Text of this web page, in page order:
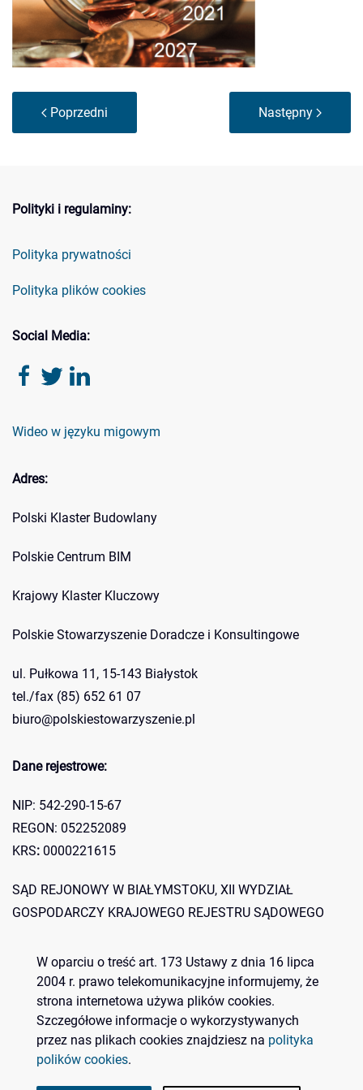
Poprzedni Następny
Polityki i regulaminy:
Polityka prywatności
Polityka plików cookies
Social Media:
Wideo w języku migowym
Adres:
Polski Klaster Budowlany
Polskie Centrum BIM
Krajowy Klaster Kluczowy
Polskie Stowarzyszenie Doradcze i Konsultingowe
ul. Pułkowa 11, 15-143 Białystok
tel./fax (85) 652 61 07
biuro@polskiestowarzyszenie.pl
Dane rejestrowe:
NIP: 542-290-15-67
REGON: 052252089
KRS: 0000221615
SĄD REJONOWY W BIAŁYMSTOKU, XII WYDZIAŁ
GOSPODARCZY KRAJOWEGO REJESTRU SĄDOWEGO
Konto bankowe:
Bank Spółdzielczy O/d w Zaściankach 07 8060 0004 0842
5276 2000 0010
W oparciu o treść art. 173 Ustawy z dnia 16 lipca
2004 r. prawo telekomunikacyjne informujemy, że
strona internetowa używa plików cookies.
Szczegółowe informacje o wykorzystywanych
przez nas plikach cookies znajdziesz na polityka
polików cookies.